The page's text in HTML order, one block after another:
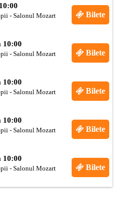
- Salonul Mozart
Bilete
10:00
- Salonul Mozart
Bilete
10:00
- Salonul Mozart
Bilete
10:00
- Salonul Mozart
Bilete
10:00
- Salonul Mozart
Bilete